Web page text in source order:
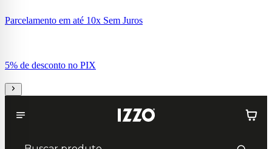
Parcelamento em até 10x Sem Juros
5% de desconto no PIX